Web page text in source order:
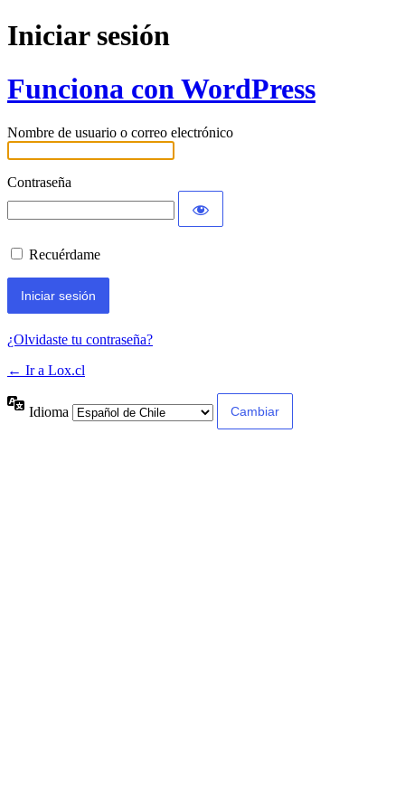
Iniciar sesión
Funciona con WordPress
Nombre de usuario o correo electrónico
Contraseña
Recuérdame
¿Olvidaste tu contraseña?
← Ir a Lox.cl
Idioma